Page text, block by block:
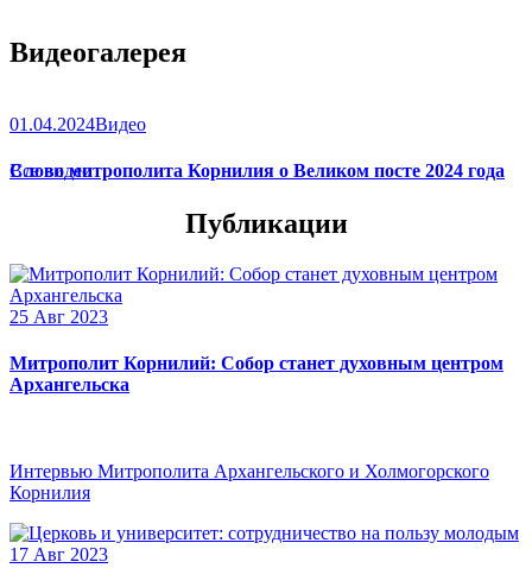
Видеогалерея
01.04.2024Видео
Слово митрополита Корнилия о Великом посте 2024 года
Все видео
Публикации
25 Авг 2023
Митрополит Корнилий: Собор станет духовным центром
Архангельска
Интервью Митрополита Архангельского и Холмогорского
Корнилия
17 Авг 2023